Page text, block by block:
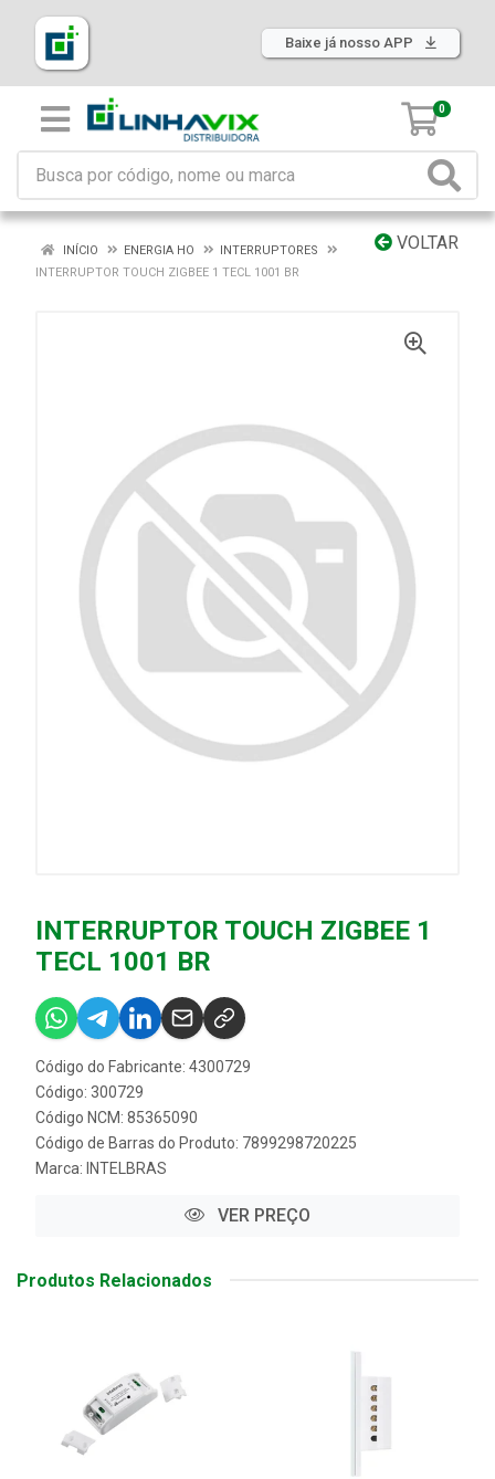
Baixe já nosso APP
0
VOLTAR
INÍCIO ENERGIA HO
INTERRUPTORES
INTERRUPTOR TOUCH ZIGBEE 1 TECL 1001 BR
INTERRUPTOR TOUCH ZIGBEE 1
TECL 1001 BR
Código do Fabricante: 4300729
Código: 300729
Código NCM: 85365090
Código de Barras do Produto: 7899298720225
Marca: INTELBRAS
VER PREÇO
Produtos Relacionados